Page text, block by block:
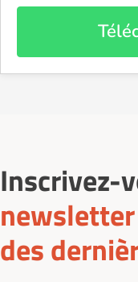
Inscrivez-
newsletter
des